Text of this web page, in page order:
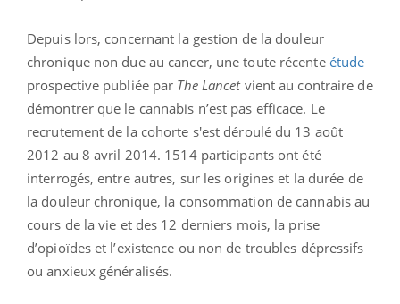
Depuis lors, concernant la gestion de la douleur
chronique non due au cancer, une toute récente étude
prospective publiée par The Lancetvient au contraire de
démontrer que le cannabis n’est pas efficace. Le
recrutement de la cohorte s'est déroulé du 13 août
2012 au 8 avril 2014. 1514 participants ont été
interrogés, entre autres, sur les origines et la durée de
la douleur chronique, la consommation de cannabis au
cours de la vie et des 12 derniers mois, la prise
d’opioïdes et l’existence ou non de troubles dépressifs
ou anxieux généralisés.